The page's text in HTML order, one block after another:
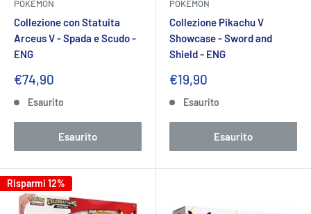
POKEMON
Collezione con Statuita
Arceus V - Spada e Scudo -
ENG
Prezzo
€74,90
Esaurito
Esaurito
POKEMON
Collezione Pikachu V
Showcase - Sword and
Shield - ENG
Prezzo
€19,90
Esaurito
Esaurito
Risparmi 12%